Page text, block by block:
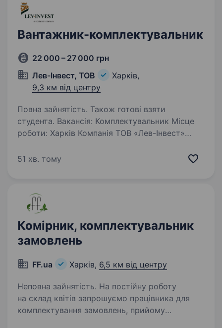
Вантажник-комплектувальник
22 000 – 27 000 грн
Лев-Інвест, ТОВ
Харків,
9,3 км від центру
Повна зайнятість. Також готові взяти
студента. Вакансія: Комплектувальник Місце
роботи: Харків Компанія ТОВ «Лев-Інвест»
відкрита на складі ручного інструмента
51 хв. тому
Комірник, комплектувальник
замовлень
FF.ua Харків, 6,5 км від центру
Неповна зайнятість. На постійну роботу
на склад квітів запрошуємо працівника для
комплектування замовлень, прийому